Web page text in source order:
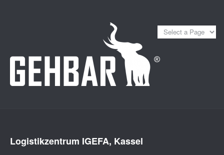
Logistikzentrum IGEFA, Kassel